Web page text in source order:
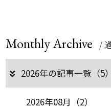
Monthly Archive /
2026年の記事一覧（5）
2026年08月（2）